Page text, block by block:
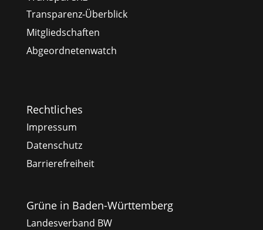
Transparenz-Überblick
Mitgliedschaften
Abgeordnetenwatch
Rechtliches
Impressum
Datenschutz
Barrierefreiheit
Grüne in Baden-Württemberg
Landesverband BW